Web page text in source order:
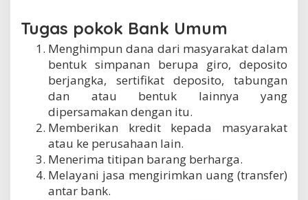
Tugas pokok Bank Umum
Menghimpun dana dari masyarakat dalam
bentuk simpanan berupa giro, deposito
berjangka, sertifikat deposito, tabungan
dan atau bentuk lainnya yang
dipersamakan dengan itu.
Memberikan kredit kepada masyarakat
atau ke perusahaan lain.
Menerima titipan barang berharga.
Melayani jasa mengirimkan uang (transfer)
antar bank.